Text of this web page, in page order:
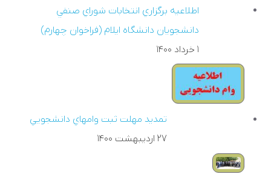
اطلاعيه برگزاري انتخابات شوراي صنفي
دانشجويان دانشگاه ايلام (فراخوان چهارم)
۱ خرداد ۱۴۰۰
تمديد مهلت ثبت وامهاي دانشجويي
۲۷ ارديبهشت ۱۴۰۰